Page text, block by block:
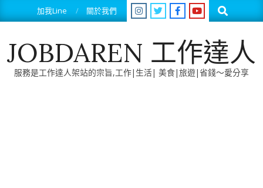
to
加我Line 關於我們 Search
JOBDAREN 工作達人
服務是工作達人架站的宗旨,工作|生活| 美食|旅遊|省錢～愛分享